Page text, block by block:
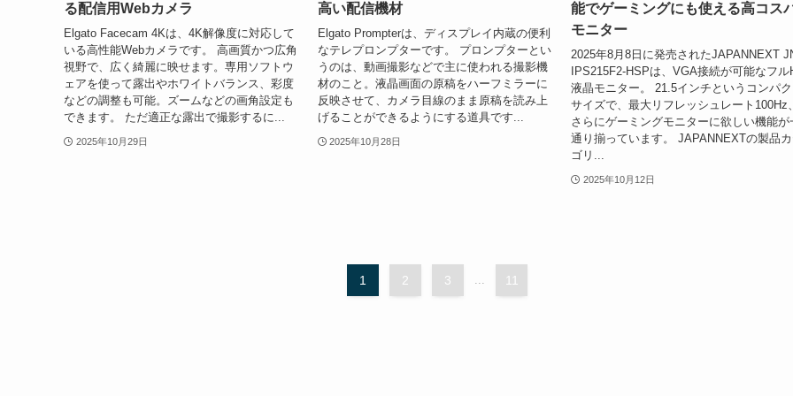
る配信用Webカメラ
Elgato Facecam 4Kは、4K解像度に対応して
いる高性能Webカメラです。 高画質かつ広角
視野で、広く綺麗に映せます。専用ソフトウ
ェアを使って露出やホワイトバランス、彩度
などの調整も可能。ズームなどの画角設定も
できます。 ただ適正な露出で撮影するに...
2025年10月29日
高い配信機材
Elgato Prompterは、ディスプレイ内蔵の便利
なテレプロンプターです。 プロンプターとい
うのは、動画撮影などで主に使われる撮影機
材のこと。液晶画面の原稿をハーフミラーに
反映させて、カメラ目線のまま原稿を読み上
げることができるようにする道具です...
2025年10月28日
能でゲーミングにも使える高コス
モニター
2025年8月8日に発売されたJAPANNEXT
IPS215F2-HSPは、VGA接続が可能なフル
液晶モニター。 21.5インチというコンパク
サイズで、最大リフレッシュレート100Hz、
さらにゲーミングモニターに欲しい機能が
通り揃っています。 JAPANNEXTの製品
ゴリ...
2025年10月12日
1 2 3 ... 11